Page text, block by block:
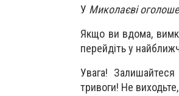
У Миколаєві
Якщо ви вдома,
перейдіть у
Увага! Залишайтеся
тривоги! Не